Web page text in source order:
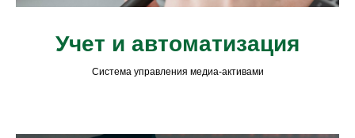
Учет и автоматизация
Система управления медиа-активами